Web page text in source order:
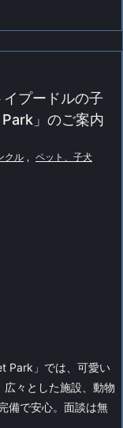
プードルの子
」のご案内
クル , ペット、子犬
Park」では、可愛い
広々とした施設、動物
備で安心。面談は無